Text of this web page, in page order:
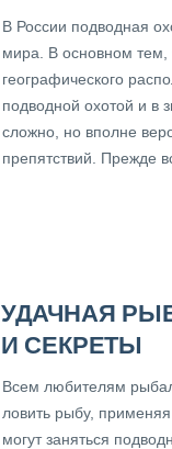
В России подводная
мира. В основном тем,
географического
подводной охотой и в
сложно, но вполне
препятствий. Прежде
УДАЧНАЯ
И СЕКРЕТЫ
Всем любителям
ловить рыбу,
могут заняться